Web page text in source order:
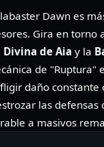
Dawn es
Gira en torno
Divina de Aia y la
de "Ruptura"
daño constante
las defensas
a masivos